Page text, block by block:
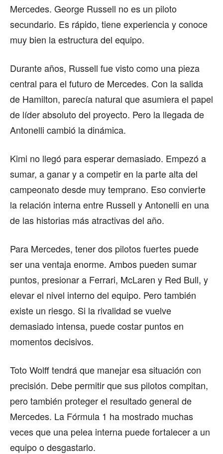
Mercedes. George Russell no es un piloto
secundario. Es rápido, tiene experiencia y conoce
muy bien la estructura del equipo.
Durante años, Russell fue visto como una pieza
central para el futuro de Mercedes. Con la salida
de Hamilton, parecía natural que asumiera el papel
de líder absoluto del proyecto. Pero la llegada de
Antonelli cambió la dinámica.
Kimi no llegó para esperar demasiado. Empezó a
sumar, a ganar y a competir en la parte alta del
campeonato desde muy temprano. Eso convierte
la relación interna entre Russell y Antonelli en una
de las historias más atractivas del año.
Para Mercedes, tener dos pilotos fuertes puede
ser una ventaja enorme. Ambos pueden sumar
puntos, presionar a Ferrari, McLaren y Red Bull, y
elevar el nivel interno del equipo. Pero también
existe un riesgo. Si la rivalidad se vuelve
demasiado intensa, puede costar puntos en
momentos decisivos.
Toto Wolff tendrá que manejar esa situación con
precisión. Debe permitir que sus pilotos compitan,
pero también proteger el resultado general de
Mercedes. La Fórmula 1 ha mostrado muchas
veces que una pelea interna puede fortalecer a un
equipo o desgastarlo.